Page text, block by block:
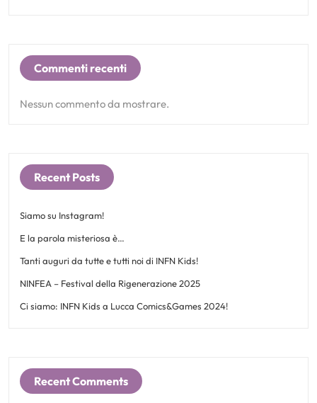
Commenti recenti
Nessun commento da mostrare.
Recent Posts
Siamo su Instagram!
E la parola misteriosa è…
Tanti auguri da tutte e tutti noi di INFN Kids!
NINFEA – Festival della Rigenerazione 2025
Ci siamo: INFN Kids a Lucca Comics&Games 2024!
Recent Comments